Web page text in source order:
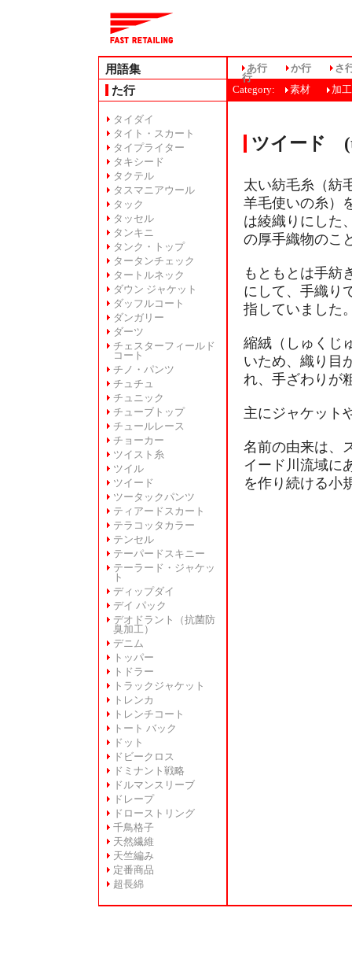
用語集
た行
タイダイ
タイト・スカート
タイプライター
タキシード
タクテル
タスマニアウール
タック
タッセル
タンキニ
タンク・トップ
タータンチェック
タートルネック
ダウン ジャケット
ダッフルコート
ダンガリー
ダーツ
チェスターフィールド
コート
チノ・パンツ
チュチュ
チュニック
チューブトップ
チュールレース
チョーカー
ツイスト糸
ツイル
ツイード
ツータックパンツ
ティアードスカート
テラコッタカラー
テンセル
テーパードスキニー
テーラード・ジャケッ
ト
ディップダイ
デイ パック
デオドラント（抗菌防
臭加工）
デニム
トッパー
トドラー
トラックジャケット
トレンカ
トレンチコート
トート バック
ドット
ドビークロス
ドミナント戦略
ドルマンスリーブ
ドレープ
ドローストリング
千鳥格子
天然繊維
天竺編み
定番商品
超長綿
あ行 か行
さ
行
Category:
素材 加工
ツイード
太い紡毛糸（紡
羊毛使いの糸）
は綾織りにした
の厚手織物のこ
もともとは手紡
にして、手織り
指していました
縮絨（しゅくじ
いため、織り目
れ、手ざわりが
主にジャケット
名前の由来は、
イード川流域に
を作り続ける小